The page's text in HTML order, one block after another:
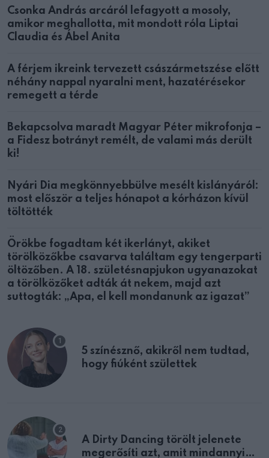
Csonka András arcáról lefagyott a mosoly,
amikor meghallotta, mit mondott róla Liptai
Claudia és Ábel Anita
A férjem ikreink tervezett császármetszése előtt
néhány nappal nyaralni ment, hazatérésekor
remegett a térde
Bekapcsolva maradt Magyar Péter mikrofonja –
a Fidesz botrányt remélt, de valami más derült
ki!
Nyári Dia megkönnyebbülve mesélt kislányáról:
most először a teljes hónapot a kórházon kívül
töltötték
Örökbe fogadtam két ikerlányt, akiket
törölközőkbe csavarva találtam egy tengerparti
öltözőben. A 18. születésnapjukon ugyanazokat
a törölközőket adták át nekem, majd azt
suttogták: „Apa, el kell mondanunk az igazat”
5 színésznő, akikről nem tudtad,
hogy fiúként születtek
A Dirty Dancing törölt jelenete
megerősíti azt, amit mindannyian